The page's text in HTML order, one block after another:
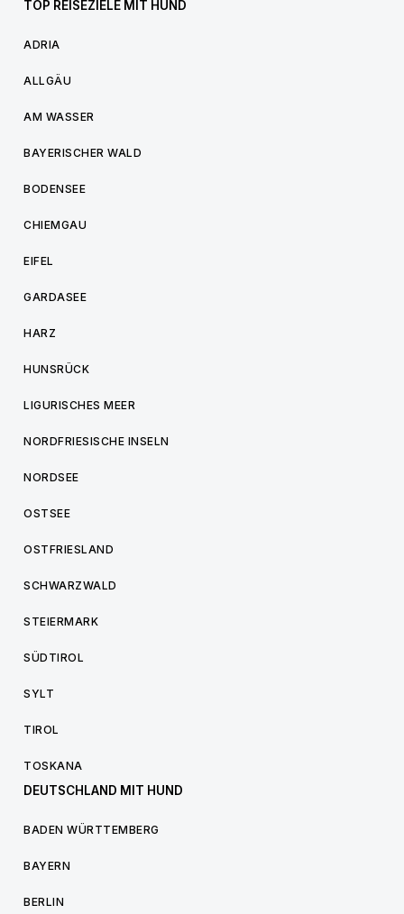
TOP REISEZIELE MIT HUND
ADRIA
ALLGÄU
AM WASSER
BAYERISCHER WALD
BODENSEE
CHIEMGAU
EIFEL
GARDASEE
HARZ
HUNSRÜCK
LIGURISCHES MEER
NORDFRIESISCHE INSELN
NORDSEE
OSTSEE
OSTFRIESLAND
SCHWARZWALD
STEIERMARK
SÜDTIROL
SYLT
TIROL
TOSKANA
DEUTSCHLAND MIT HUND
BADEN WÜRTTEMBERG
BAYERN
BERLIN